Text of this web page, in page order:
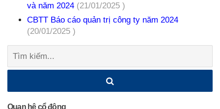
và năm 2024 (21/01/2025 )
CBTT Báo cáo quản trị công ty năm 2024
(20/01/2025 )
Tìm
kiếm:
Quan hệ cổ đông